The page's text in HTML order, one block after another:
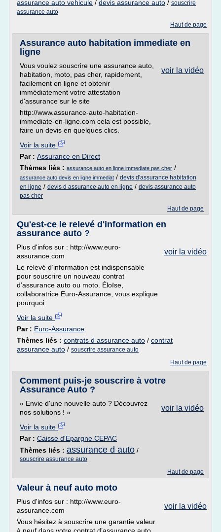
assurance auto vehicule / devis assurance auto / souscrire
assurance auto
Haut de page
Assurance auto habitation immediate en
ligne
voir la vidéo
Vous voulez souscrire une assurance auto,
habitation, moto, pas cher, rapidement,
facilement en ligne et obtenir
immédiatement votre attestation
d'assurance sur le site
http://www.assurance-auto-habitation-
immediate-en-ligne.com cela est possible,
faire un devis en quelques clics.
Voir la suite
Par : Assurance en Direct
Thèmes liés : assurance auto en ligne immediate pas cher /
assurance auto devis en ligne immediat / devis d'assurance habitation
en ligne / devis d assurance auto en ligne / devis assurance auto
pas cher
Haut de page
Qu'est-ce le relevé d'information en
assurance auto ?
voir la vidéo
Plus d'infos sur : http://www.euro-
assurance.com
Le relevé d’information est indispensable
pour souscrire un nouveau contrat
d’assurance auto ou moto. Éloïse,
collaboratrice Euro-Assurance, vous explique
pourquoi.
Voir la suite
Par : Euro-Assurance
Thèmes liés : contrats d assurance auto / contrat
assurance auto / souscrire assurance auto
Haut de page
Comment puis-je souscrire à votre
Assurance Auto ?
voir la vidéo
« Envie d'une nouvelle auto ? Découvrez
nos solutions ! »
Voir la suite
Par : Caisse d'Epargne CEPAC
Thèmes liés : assurance d auto /
souscrire assurance auto
Haut de page
Valeur à neuf auto moto
voir la vidéo
Plus d'infos sur : http://www.euro-
assurance.com
Vous hésitez à souscrire une garantie valeur